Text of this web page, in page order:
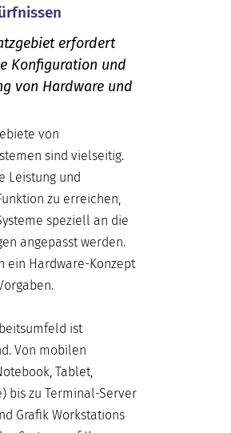
erfordert
Konfiguration und
von Hardware und
von
sind vielseitig.
Leistung und
zu erreichen,
speziell an die
angepasst werden.
ein Hardware-Konzept
ist
Von mobilen
Tablet,
bis zu Terminal-Server
Grafik Workstations